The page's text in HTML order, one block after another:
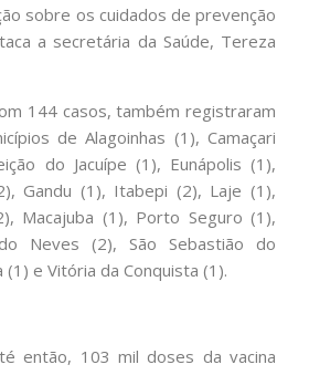
sobre os cuidados de prevenção
a secretária da Saúde, Tereza
144 casos, também registraram
de Alagoinhas (1), Camaçari
do Jacuípe (1), Eunápolis (1),
Gandu (1), Itabepi (2), Laje (1),
Macajuba (1), Porto Seguro (1),
Neves (2), São Sebastião do
(1) e Vitória da Conquista (1).
então, 103 mil doses da vacina